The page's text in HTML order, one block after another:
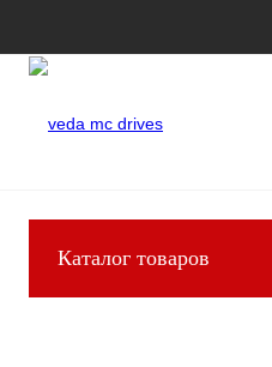
Каталог товаров